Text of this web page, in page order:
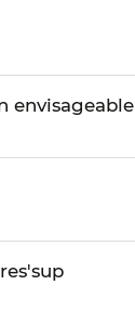
envisageable